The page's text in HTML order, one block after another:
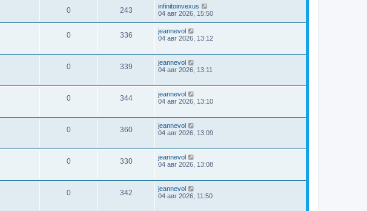
0 243
infinitoinvexus
04 авг 2026, 15:50
0 336
jeannevol
04 авг 2026, 13:12
0 339
jeannevol
04 авг 2026, 13:11
0 344
jeannevol
04 авг 2026, 13:10
0 360
jeannevol
04 авг 2026, 13:09
0 330
jeannevol
04 авг 2026, 13:08
0 342
jeannevol
04 авг 2026, 11:50